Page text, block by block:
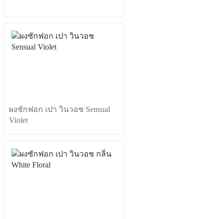
ผงซักฟอก เปา วินวอช Sensual
Violet